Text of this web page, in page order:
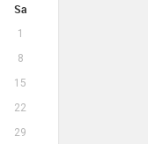
Sa
1
8
15
22
29